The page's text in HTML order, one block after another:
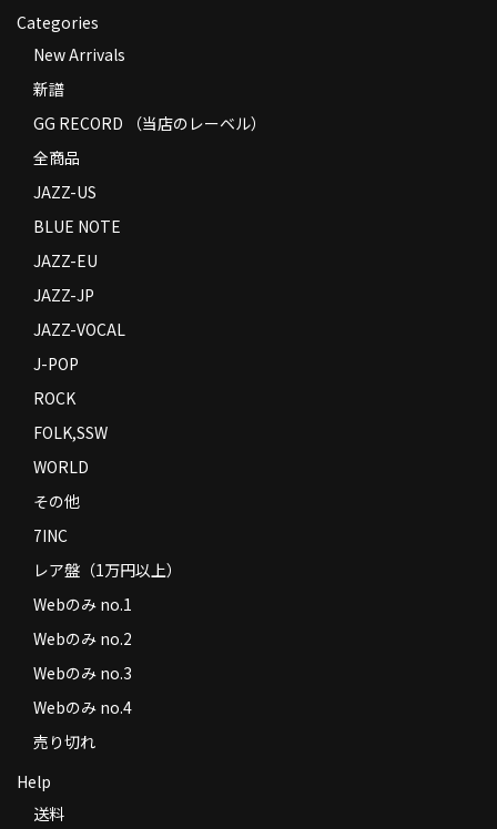
Categories
New Arrivals
新譜
GG RECORD （当店のレーベル）
全商品
JAZZ-US
BLUE NOTE
JAZZ-EU
JAZZ-JP
JAZZ-VOCAL
J-POP
ROCK
FOLK,SSW
WORLD
その他
7INC
レア盤（1万円以上）
Webのみ no.1
Webのみ no.2
Webのみ no.3
Webのみ no.4
売り切れ
Help
送料